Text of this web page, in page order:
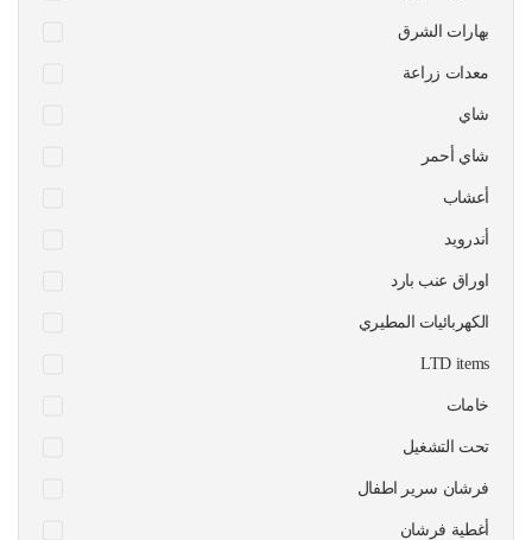
بهارات الشرق
معدات زراعة
شاي
شاي أحمر
أعشاب
أندرويد
اوراق عنب بارد
الكهربائيات المطيري
LTD items
خامات
تحت التشغيل
فرشان سرير اطفال
أغطية فرشان